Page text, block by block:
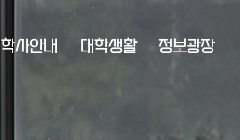
학사안내 대학생활 정보광장